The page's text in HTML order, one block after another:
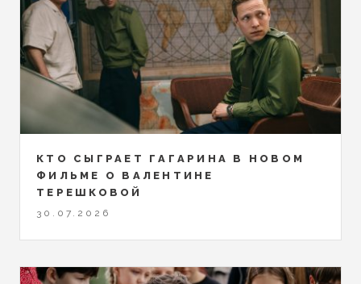
КТО СЫГРАЕТ ГАГАРИНА В НОВОМ
ФИЛЬМЕ О ВАЛЕНТИНЕ
ТЕРЕШКОВОЙ
30.07.2026